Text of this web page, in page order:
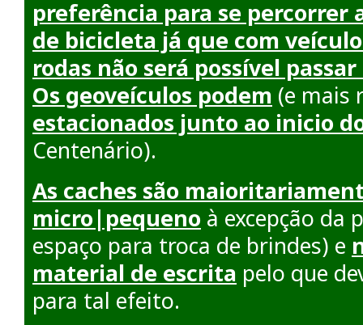
preferência para se percorrer
de bicicleta já que com
rodas não será possível
Os geoveículos podem (e mais
estacionados junto ao inicio
Centenário).
As caches são
micro|pequeno à excepção da
espaço para troca de brindes) e
material de escrita pelo que
para tal efeito.